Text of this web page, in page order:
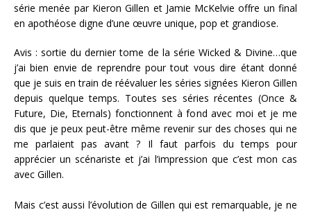
série menée par Kieron Gillen et Jamie McKelvie offre un final
en apothéose digne d’une œuvre unique, pop et grandiose.
Avis : sortie du dernier tome de la série Wicked & Divine…que
j’ai bien envie de reprendre pour tout vous dire étant donné
que je suis en train de réévaluer les séries signées Kieron Gillen
depuis quelque temps. Toutes ses séries récentes (Once &
Future, Die, Eternals) fonctionnent à fond avec moi et je me
dis que je peux peut-être même revenir sur des choses qui ne
me parlaient pas avant ? Il faut parfois du temps pour
apprécier un scénariste et j’ai l’impression que c’est mon cas
avec Gillen.
Mais c’est aussi l’évolution de Gillen qui est remarquable, je ne